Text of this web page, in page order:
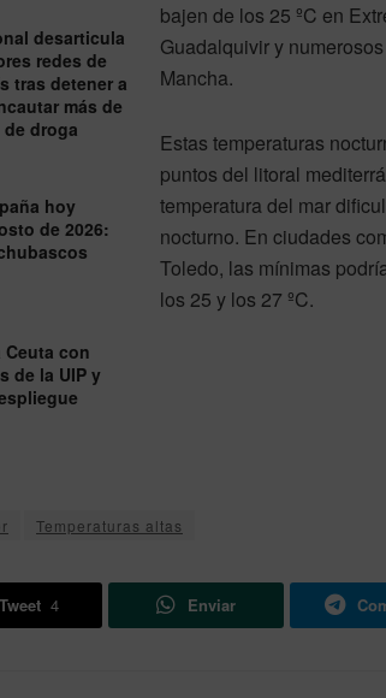
desarticula
redes de
tras detener a
más de
droga
hoy
de 2026:
Ceuta con
de la UIP y
bajen de los 25 ºC en
Guadalquivir y
Mancha.
Estas temperaturas
puntos del litoral
temperatura del mar
nocturno. En ciudades
Toledo, las mínimas
los 25 y los 27 ºC.
Temperaturas altas
Tweet 4 Enviar